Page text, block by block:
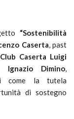
“Sostenibilità
Caserta , past
Caserta Luigi
Ignazio Dimino
come la tutela
di sostegno